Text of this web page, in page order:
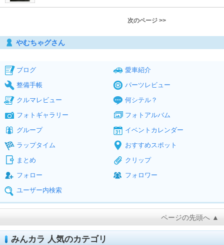
次のページ >>
やむちゃグさん
ブログ
愛車紹介
整備手帳
パーツレビュー
クルマレビュー
何シテル？
フォトギャラリー
フォトアルバム
グループ
イベントカレンダー
ラップタイム
おすすめスポット
まとめ
クリップ
フォロー
フォロワー
ユーザー内検索
ページの先頭へ ▲
みんカラ 人気のカテゴリ